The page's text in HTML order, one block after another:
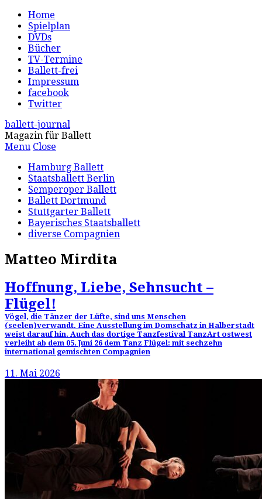
Home
Spielplan
DVDs
Bücher
TV-Termine
Ballett-frei
Impressum
facebook
Twitter
ballett-journal
Magazin für Ballett
Menu Close
Hamburg Ballett
Staatsballett Berlin
Semperoper Ballett
Ballett Dortmund
Stuttgarter Ballett
Bayerisches Staatsballett
diverse Compagnien
Matteo Mirdita
Hoffnung, Liebe, Sehnsucht –
Flügel!
Vögel, die Tänzer der Lüfte, sind uns Menschen
(seelen)verwandt. Eine Ausstellung im Domschatz in Halberstadt
weist darauf hin. Auch das dortige Tanzfestival TanzArt ostwest
verleiht ab dem 05. Juni 26 dem Tanz Flügel: mit sechzehn
international gemischten Compagnien
11. Mai 2026